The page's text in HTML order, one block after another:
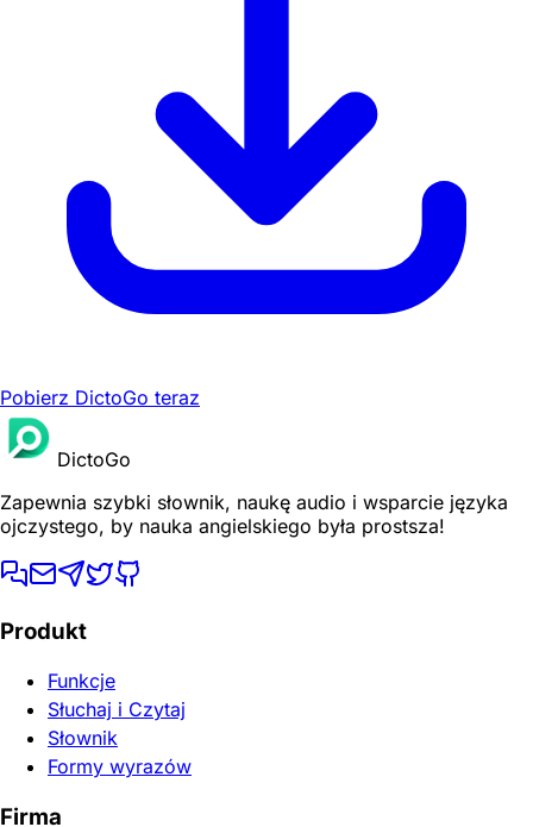
Pobierz DictoGo teraz
DictoGo
Zapewnia szybki słownik, naukę audio i wsparcie języka
ojczystego, by nauka angielskiego była prostsza!
Produkt
Funkcje
Słuchaj i Czytaj
Słownik
Formy wyrazów
Firma